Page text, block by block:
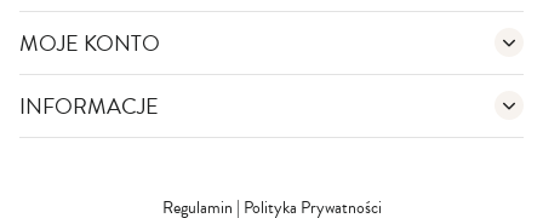
t
eMOJE KONTO
INFORMACJE
Regulamin | Polityka Prywatności